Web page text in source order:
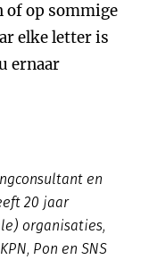
of op sommige
elke letter is
ernaar
en
20 jaar
organisaties,
Pon en SNS